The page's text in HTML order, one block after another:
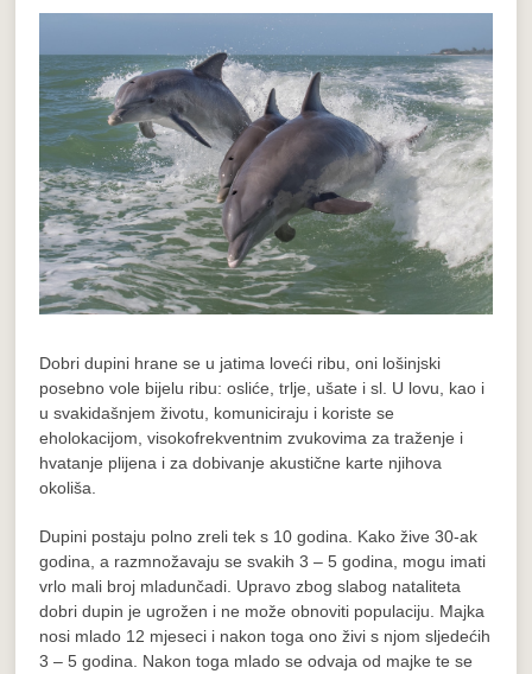
Dobri dupini hrane se u jatima loveći ribu, oni lošinjski
posebno vole bijelu ribu: osliće, trlje, ušate i sl. U lovu, kao i
u svakidašnjem životu, komuniciraju i koriste se
eholokacijom, visokofrekventnim zvukovima za traženje i
hvatanje plijena i za dobivanje akustične karte njihova
okoliša.
Dupini postaju polno zreli tek s 10 godina. Kako žive 30-ak
godina, a razmnožavaju se svakih 3 – 5 godina, mogu imati
vrlo mali broj mladunčadi. Upravo zbog slabog nataliteta
dobri dupin je ugrožen i ne može obnoviti populaciju. Majka
nosi mlado 12 mjeseci i nakon toga ono živi s njom sljedećih
3 – 5 godina. Nakon toga mlado se odvaja od majke te se